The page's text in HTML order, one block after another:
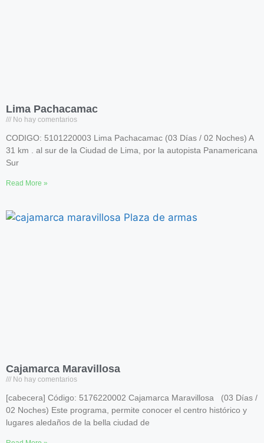
Lima Pachacamac
No hay comentarios
CODIGO: 5101220003 Lima Pachacamac (03 Días / 02 Noches) A
31 km . al sur de la Ciudad de Lima, por la autopista Panamericana
Sur
Read More »
Cajamarca Maravillosa
No hay comentarios
[cabecera] Código: 5176220002 Cajamarca Maravillosa (03 Días /
02 Noches) Este programa, permite conocer el centro histórico y
lugares aledaños de la bella ciudad de